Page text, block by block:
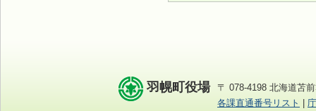
羽幌町役場
〒 078-4198 北海道苫
各課直通番号リスト